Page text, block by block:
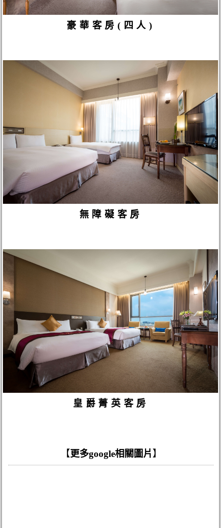
豪華客房(四人)
無障礙客房
皇爵菁英客房
【更多google相關圖片 】